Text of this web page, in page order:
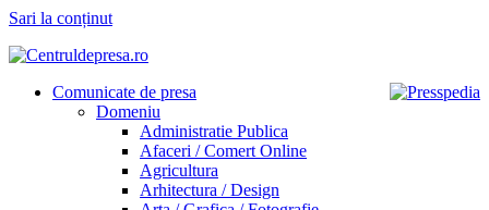
Sari la conținut
Comunicate de presa
Domeniu
Administratie Publica
Afaceri / Comert Online
Agricultura
Arhitectura / Design